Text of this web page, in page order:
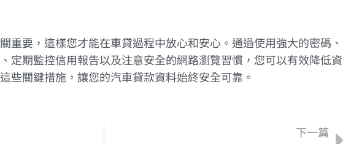
重要，這樣您才能在車貸過程中放心和安心。通過使用強大的密碼、
定期監控信用報告以及注意安全的網路瀏覽習慣，您可以有效降低資
些關鍵措施，讓您的汽車貸款資料始終安全可靠。
下一篇